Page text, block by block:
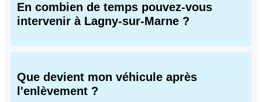
En combien de temps pouvez-vous
intervenir à Lagny-sur-Marne ?
Que devient mon véhicule après
l'enlèvement ?